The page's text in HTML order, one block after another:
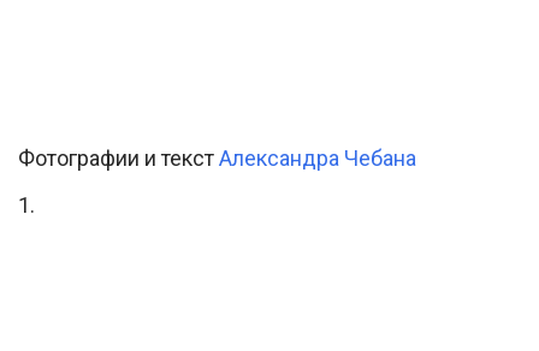
Фотографии и текстАлександра Чебана
1.